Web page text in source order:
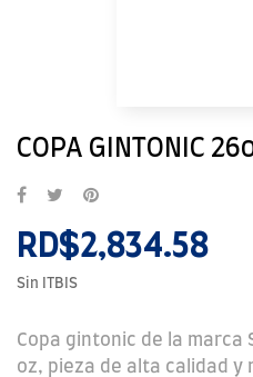
COPA GINTONIC
RD$2,834.58
Sin ITBIS
Copa gintonic de la marca
oz, pieza de alta calidad y